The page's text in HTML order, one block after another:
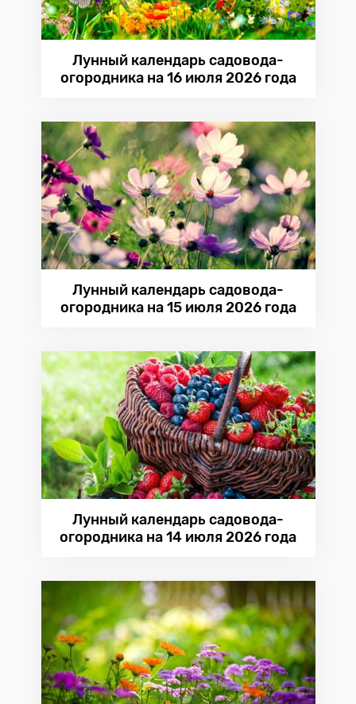
Лунный календарь садовода-
огородника на 16 июля 2026 года
Лунный календарь садовода-
огородника на 15 июля 2026 года
Лунный календарь садовода-
огородника на 14 июля 2026 года